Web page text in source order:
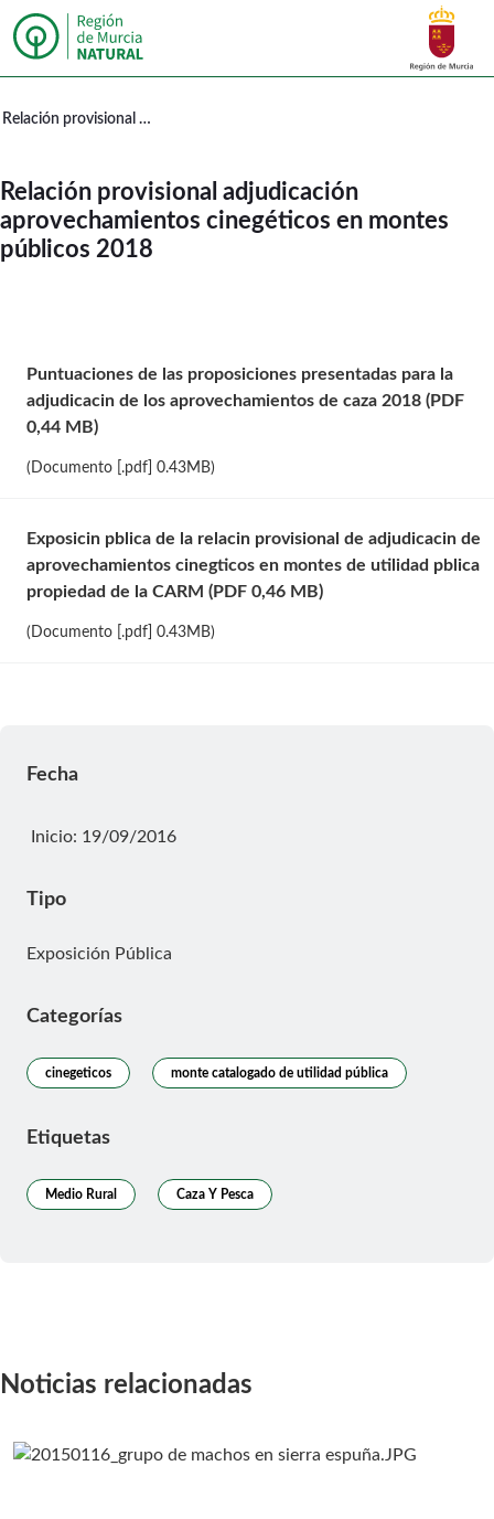
Murcia Natural Relación provisional
Buscar
Relación provisional adjudicación aprovechamientos cinegéticos en montes públicos 2018
Relación provisional adjudicación
aprovechamientos cinegéticos en montes
públicos 2018
Puntuaciones de las proposiciones presentadas para la
adjudicacin de los aprovechamientos de caza 2018 (PDF
0,44 MB)
(Documento [.pdf] 0.43MB)
Exposicin pblica de la relacin provisional de adjudicacin de
aprovechamientos cinegticos en montes de utilidad pblica
propiedad de la CARM (PDF 0,46 MB)
(Documento [.pdf] 0.43MB)
Fecha
Fecha de inicio
Inicio: 19/09/2016
Tipo
Exposición Pública
Categorías
cinegeticos monte catalogado de utilidad pública
Etiquetas
Medio Rural Caza Y Pesca
Noticias relacionadas